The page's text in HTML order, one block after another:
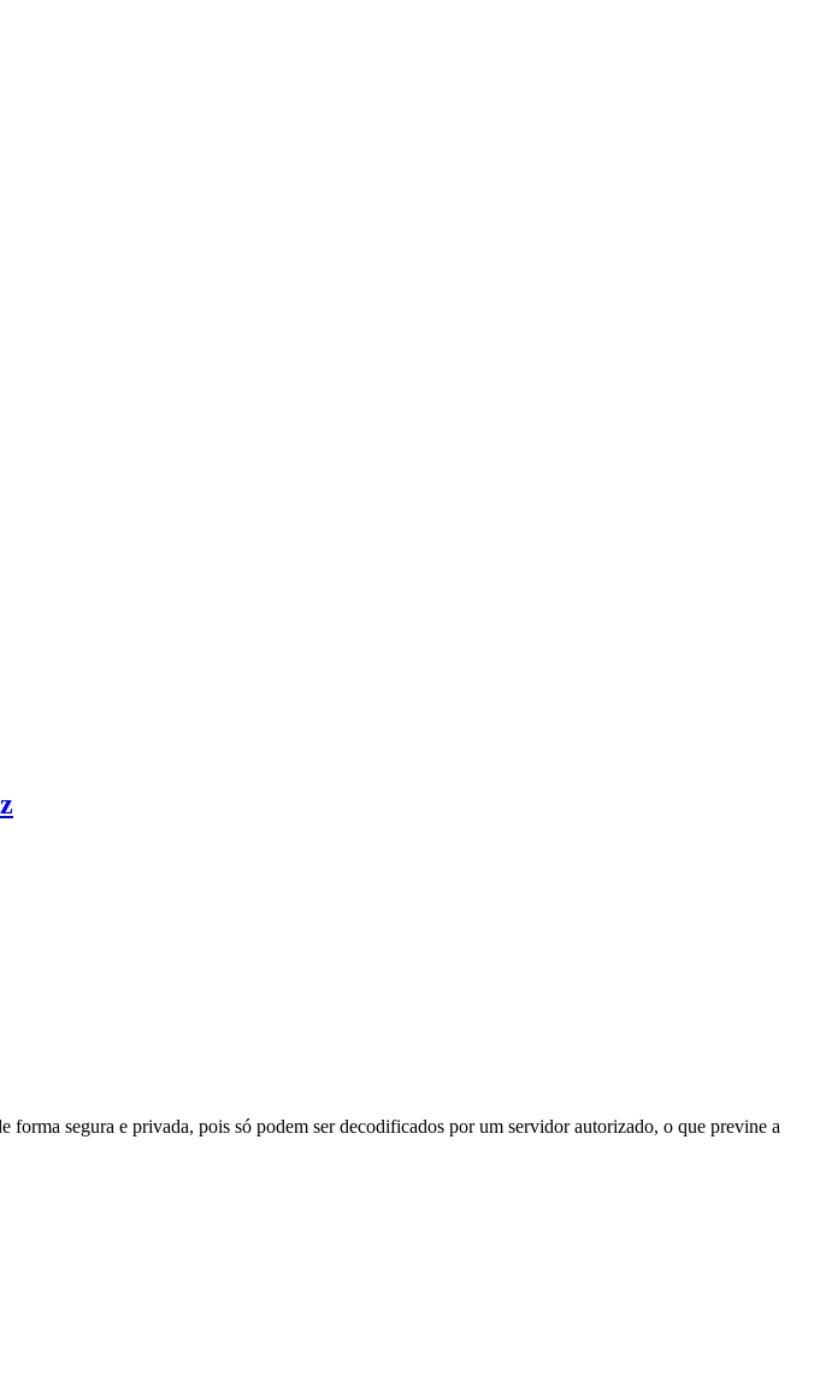
segura e privada, pois só podem ser decodificados por um servidor autorizado, o que previne a